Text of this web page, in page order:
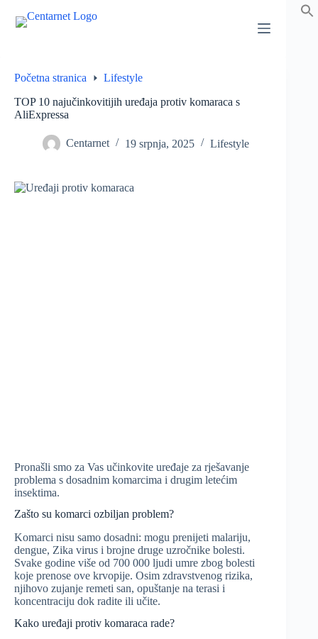
sadržaj
Početna stranica
Lifestyle
TOP 10 najučinkovitijih uređaja protiv komaraca s
AliExpressa
Centarnet 19 srpnja, 2025 Lifestyle
Pronašli smo za Vas učinkovite uređaje za rješavanje
problema s dosadnim komarcima i drugim letećim
insektima.
Zašto su komarci ozbiljan problem?
Komarci nisu samo dosadni: mogu prenijeti malariju,
dengue, Zika virus i brojne druge uzročnike bolesti.
Svake godine više od 700 000 ljudi umre zbog bolesti
koje prenose ove krvopije. Osim zdravstvenog rizika,
njihovo zujanje remeti san, opuštanje na terasi i
koncentraciju dok radite ili učite.
Kako uređaji protiv komaraca rade?